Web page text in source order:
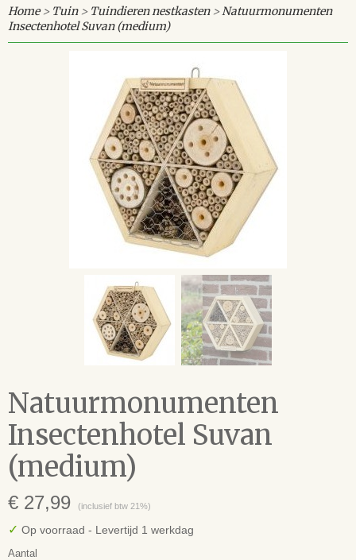
Home> Tuin> Tuindieren nestkasten>Natuurmonumenten
Insectenhotel Suvan (medium)
Natuurmonumenten
Insectenhotel Suvan
(medium)
€ 27,99 (inclusief btw 21%)
✓ Op voorraad - Levertijd 1 werkdag
Aantal